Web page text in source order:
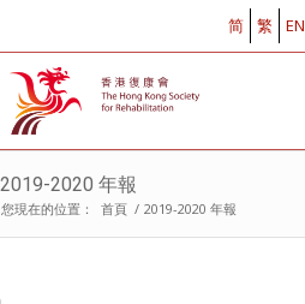
简 繁 EN
2019-2020 年報
您現在的位置： 首頁 / 2019-2020 年報